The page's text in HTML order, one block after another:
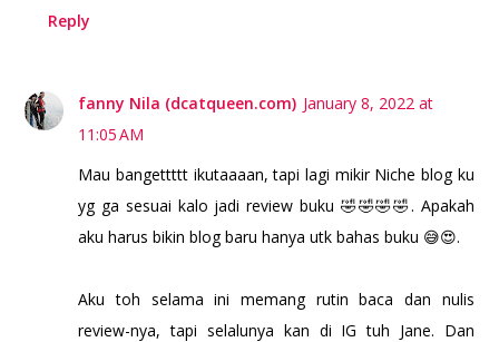
Reply
fanny Nila (dcatqueen.com) January 8, 2022 at
11:05 AM
Mau bangettttt ikutaaaan, tapi lagi mikir Niche blog ku
yg ga sesuai kalo jadi review buku 🤣🤣🤣🤣. Apakah
aku harus bikin blog baru hanya utk bahas buku 😅😍.
Aku toh selama ini memang rutin baca dan nulis
review-nya, tapi selalunya kan di IG tuh Jane. Dan